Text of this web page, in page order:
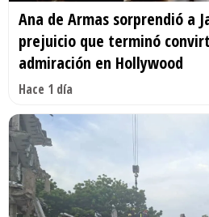
Ana de Armas sorprendió a
prejuicio que terminó
admiración en Hollywood
Hace 1 día